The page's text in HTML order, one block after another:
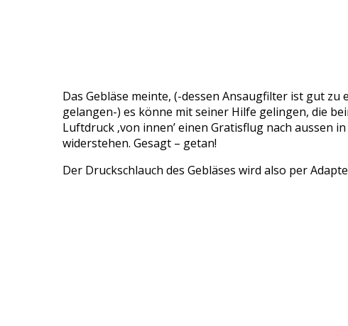
Das Gebläse meinte, (-dessen Ansaugfilter ist gut
gelangen-) es könne mit seiner Hilfe gelingen, die
Luftdruck ‚von innen’ einen Gratisflug nach aussen
widerstehen. Gesagt – getan!
Der Druckschlauch des Gebläses wird also per